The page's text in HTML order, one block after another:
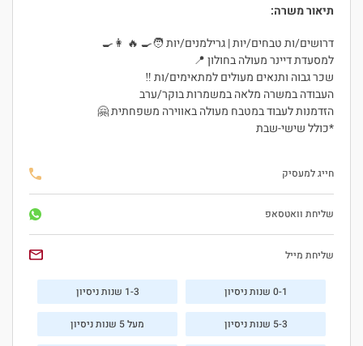
תיאור משרה:
דרושים/ות טבחים/יות | גרילמנים/יות 🧑‍🍳 🔥 👩‍🍳
למסעדת דיינר מעולה בחולון 📍
שכר גבוה ותנאים מעולים למתאימים/ות ‼
העבודה במשרה מלאה במשמרות בוקר/ערב
הזדמנות לעבוד במטבח מעולה באווירה משפחתית 🤗
*כולל שישי-שבת
חייג למעסיק
שליחת וואטסאפ
שליחת מייל
0-1 שנות ניסיון 1-3 שנות ניסיון
5-3 שנות ניסיון מעל 5 שנות ניסיון